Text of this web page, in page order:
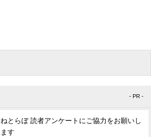
- PR -
ねとらぼ 読者アンケートにご協力をお願いし
ます